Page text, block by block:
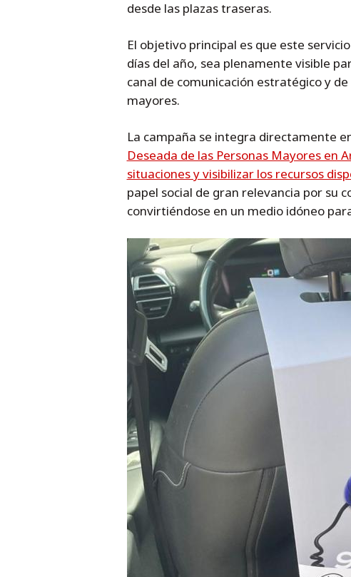
desde las plazas traseras.
El objetivo principal es que este
días del año, sea plenamente visible
canal de comunicación estratégico y
mayores.
La campaña se integra directamente
Deseada de las Personas Mayores en
situaciones y visibilizar los recursos
papel social de gran relevancia por su
convirtiéndose en un medio idóneo